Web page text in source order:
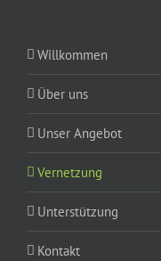
Willkommen
Über uns
Unser Angebot
Vernetzung
Unterstützung
Kontakt